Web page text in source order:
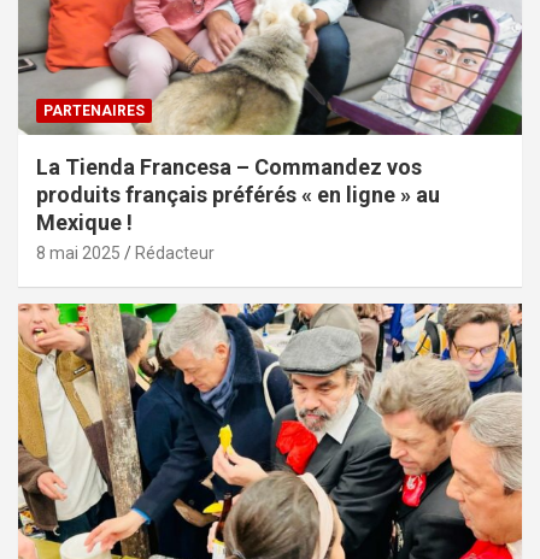
PARTENAIRES
La Tienda Francesa – Commandez vos
produits français préférés « en ligne » au
Mexique !
8 mai 2025 Rédacteur